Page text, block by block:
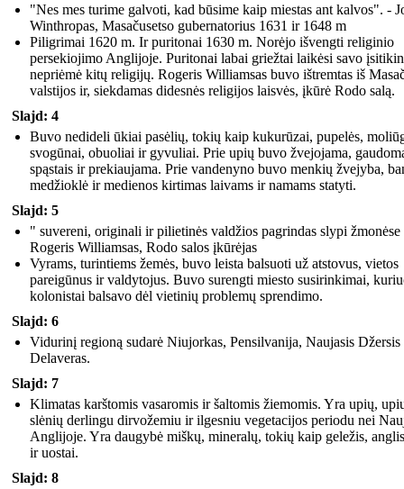
"Nes mes turime galvoti, kad būsime kaip miestas ant kalvos". -
Winthropas, Masačusetso gubernatorius 1631 ir 1648 m
Piligrimai 1620 m. Ir puritonai 1630 m. Norėjo išvengti religinio
persekiojimo Anglijoje. Puritonai labai griežtai laikėsi savo
nepriėmė kitų religijų. Rogeris Williamsas buvo ištremtas iš
valstijos ir, siekdamas didesnės religijos laisvės, įkūrė Rodo salą.
Slajd: 4
Buvo nedideli ūkiai pasėlių, tokių kaip kukurūzai, pupelės,
svogūnai, obuoliai ir gyvuliai. Prie upių buvo žvejojama,
spąstais ir prekiaujama. Prie vandenyno buvo menkių žvejyba,
medžioklė ir medienos kirtimas laivams ir namams statyti.
Slajd: 5
" suvereni, originali ir pilietinės valdžios pagrindas slypi
Rogeris Williamsas, Rodo salos įkūrėjas
Vyrams, turintiems žemės, buvo leista balsuoti už atstovus, vietos
pareigūnus ir valdytojus. Buvo surengti miesto susirinkimai,
kolonistai balsavo dėl vietinių problemų sprendimo.
Slajd: 6
Vidurinį regioną sudarė Niujorkas, Pensilvanija, Naujasis Džersis
Delaveras.
Slajd: 7
Klimatas karštomis vasaromis ir šaltomis žiemomis. Yra upių,
slėnių derlingu dirvožemiu ir ilgesniu vegetacijos periodu nei
Anglijoje. Yra daugybė miškų, mineralų, tokių kaip geležis,
ir uostai.
Slajd: 8